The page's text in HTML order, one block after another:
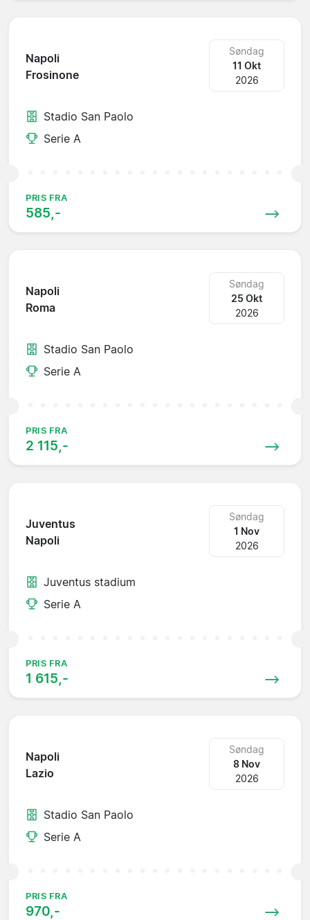
Napoli
Frosinone
Søndag
11 Okt
2026
Stadio San Paolo
Serie A
PRIS FRA
585,-
Napoli
Roma
Søndag
25 Okt
2026
Stadio San Paolo
Serie A
PRIS FRA
2 115,-
Juventus
Napoli
Søndag
1 Nov
2026
Juventus stadium
Serie A
PRIS FRA
1 615,-
Napoli
Lazio
Søndag
8 Nov
2026
Stadio San Paolo
Serie A
PRIS FRA
970,-